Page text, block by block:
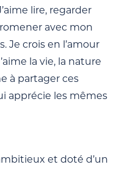
lire, regarder
avec mon
Je crois en l’amour
la vie, la nature
à partager ces
apprécie les mêmes
et doté d’un